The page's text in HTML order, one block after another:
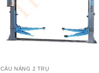
CẦU NÂNG 2 TRỤ